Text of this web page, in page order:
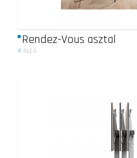
Rendez-Vous asztal
#ALEA